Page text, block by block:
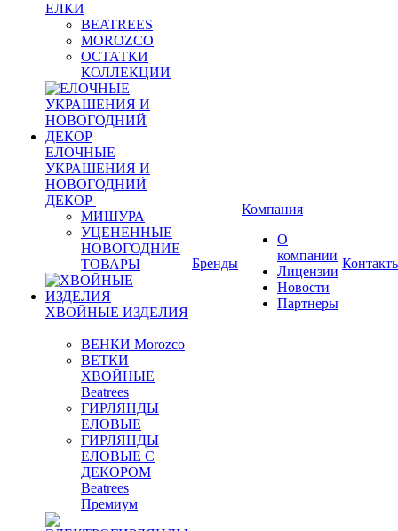
ЕЛКИ
BEATREES
MOROZCO
ОСТАТКИ
КОЛЛЕКЦИИ
ЕЛОЧНЫЕ
УКРАШЕНИЯ И
НОВОГОДНИЙ
ДЕКОР
МИШУРА
УЦЕНЕННЫЕ
НОВОГОДНИЕ
ТОВАРЫ
ХВОЙНЫЕ ИЗДЕЛИЯ
ВЕНКИ Morozco
ВЕТКИ
ХВОЙНЫЕ
Beatrees
ГИРЛЯНДЫ
ЕЛОВЫЕ
ГИРЛЯНДЫ
ЕЛОВЫЕ С
ДЕКОРОМ
Beatrees
Премиум
Бренды
Компания
О
компании
Лицензии
Новости
Партнеры